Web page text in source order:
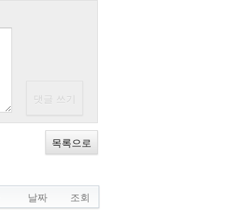
목록으로
날짜 조회